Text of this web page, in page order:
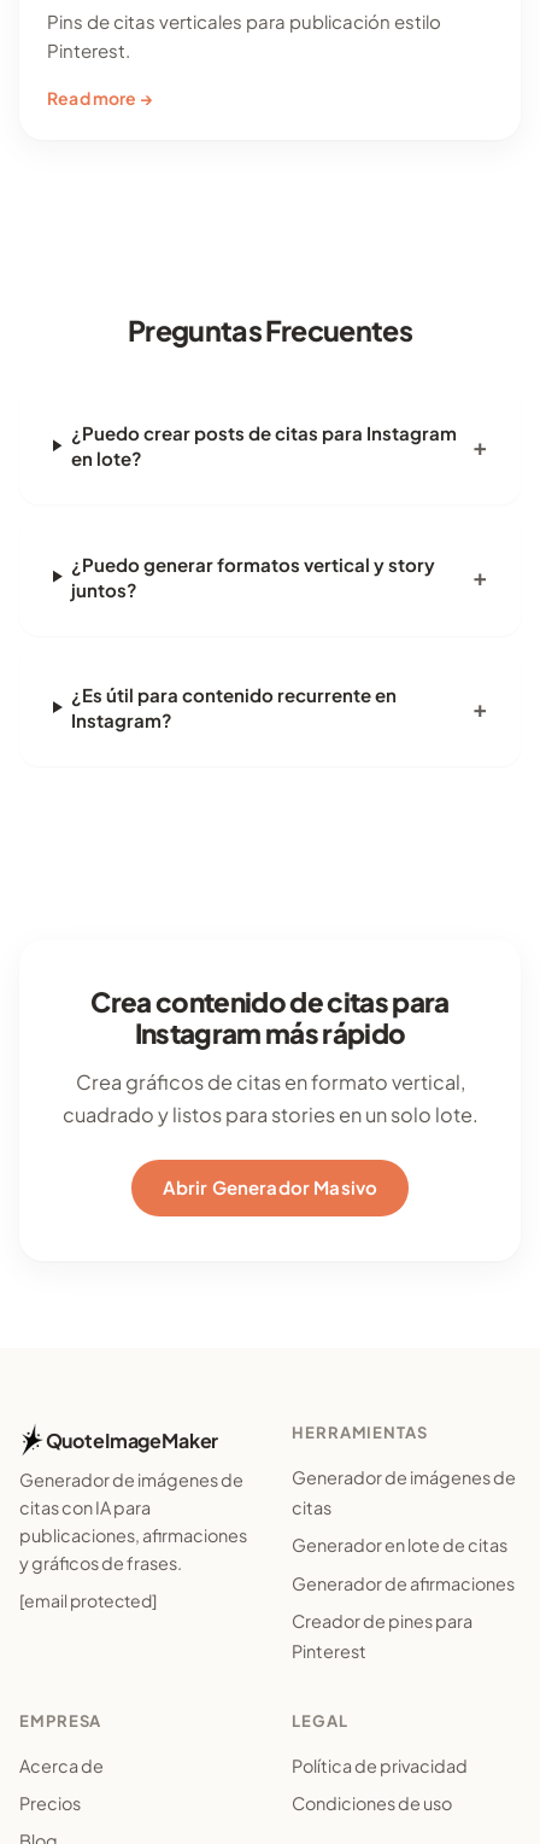
Pins de citas verticales para publicación estilo
Pinterest.
Read more →
Preguntas Frecuentes
¿Puedo crear posts de citas para Instagram
en lote?
¿Puedo generar formatos vertical y story
juntos?
¿Es útil para contenido recurrente en
Instagram?
Crea contenido de citas para
Instagram más rápido
Crea gráficos de citas en formato vertical,
cuadrado y listos para stories en un solo lote.
Abrir Generador Masivo
QuoteImageMaker
Generador de imágenes de
citas con IA para
publicaciones, afirmaciones
y gráficos de frases.
[email protected]
HERRAMIENTAS
Generador de imágenes de
citas
Generador en lote de citas
Generador de afirmaciones
Creador de pines para
Pinterest
EMPRESA
Acerca de
Precios
LEGAL
Política de privacidad
Condiciones de uso